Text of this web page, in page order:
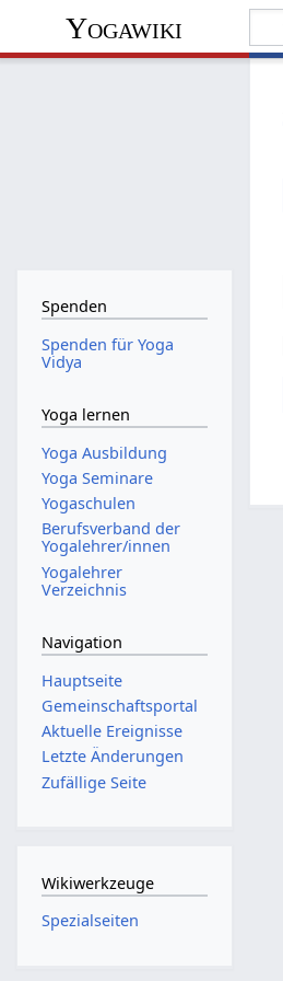
Yogawiki
Spenden
Spenden für Yoga
Vidya
Yoga lernen
Yoga Ausbildung
Yoga Seminare
Yogaschulen
Berufsverband der
Yogalehrer/innen
Yogalehrer
Verzeichnis
Navigation
Hauptseite
Gemeinschafts­portal
Aktuelle Ereignisse
Letzte Änderungen
Zufällige Seite
Wikiwerkzeuge
Spezialseiten